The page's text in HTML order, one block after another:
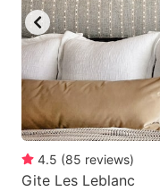
4.5 (85 reviews)
Gite Les Leblanc